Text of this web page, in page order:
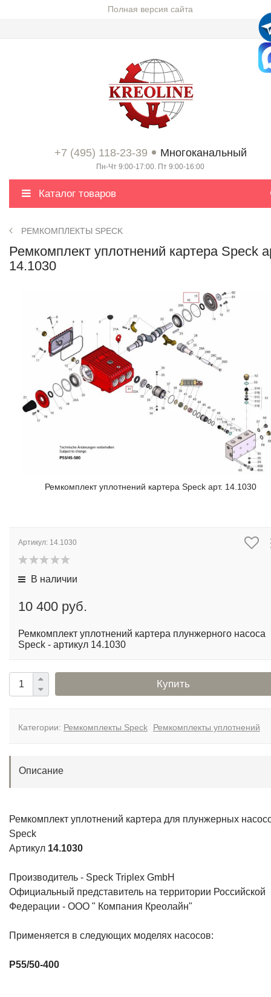
Полная версия сайта
+7 (495) 118-23-39 Многоканальный
Пн-Чт 9:00-17:00. Пт 9:00-16:00
Каталог товаров
РЕМКОМПЛЕКТЫ SPECK
Ремкомплект уплотнений картера Speck
14.1030
Ремкомплект уплотнений картера Speck арт. 14.1030
Артикул: 14.1030
В наличии
10 400 руб.
Ремкомплект уплотнений картера плунжерного насоса
Speck - артикул 14.1030
Купить
Категории: Ремкомплекты Speck Ремкомплекты уплотнений
Описание
Ремкомплект уплотнений картера для плунжерных
Speck
Артикул 14.1030
Производитель - Speck Triplex GmbH
Официальный представитель на территории Российской
Федерации - ООО " Компания Креолайн"
Применяется в следующих моделях насосов:
P55/50-400